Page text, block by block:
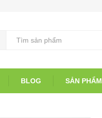
BLOG SẢN PHẨM